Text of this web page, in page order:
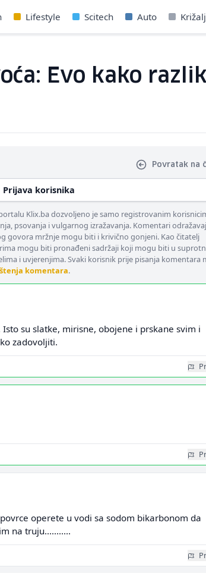
Lifestyle Scitech Auto
Evo kako
Povratak na
Prijava korisnika
Klix.ba dozvoljeno je samo registrovanim
psovanja i vulgarnog izražavanja. Komentari
govora mržnje mogu biti i krivično gonjeni. Kao čitatelj
mogu biti pronađeni sadržaji koji mogu biti u
i uvjerenjima. Svaki korisnik prije pisanja komentara
komentara.
su slatke, mirisne, obojene i prskane svim i
zadovoljiti.
operete u vodi sa sodom bikarbonom da
na truju...........